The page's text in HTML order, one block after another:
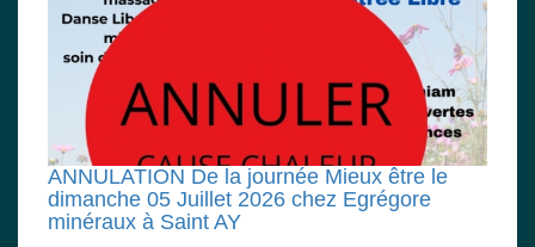
ANNULATION De la journée Mieux être le
dimanche 05 Juillet 2026 chez Egrégore
minéraux à Saint AY